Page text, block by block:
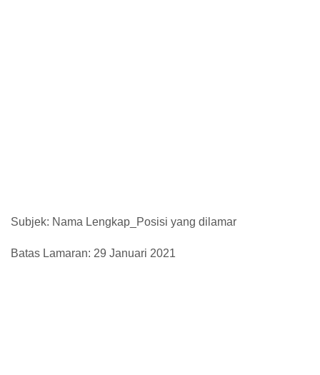
Subjek: Nama Lengkap_Posisi yang dilamar
Batas Lamaran: 29 Januari 2021